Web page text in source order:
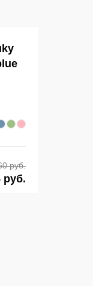
руб.
руб.